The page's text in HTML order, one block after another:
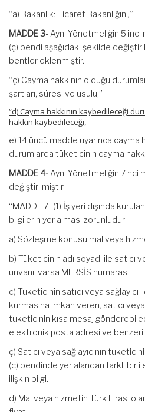
“a) Bakanlık: Ticaret Bakanlığını,”
MADDE 3- Aynı Yönetmeliğin 5 inci
(ç) bendi aşağıdaki şekilde
bentler eklenmiştir.
“ç) Cayma hakkının olduğu
şartları, süresi ve usulü,”
“d) Cayma hakkının kaybedileceği
hakkın kaybedileceği,
e) 14 üncü madde uyarınca cayma
durumlarda tüketicinin cayma
MADDE 4- Aynı Yönetmeliğin 7 nci
değiştirilmiştir.
“MADDE 7- (1) İş yeri dışında
bilgilerin yer alması zorunludur:
a) Sözleşme konusu mal veya
b) Tüketicinin adı soyadı ile satıcı
unvanı, varsa MERSİS numarası.
c) Tüketicinin satıcı veya sağlayıcı
kurmasına imkan veren, satıcı veya
tüketicinin kısa mesaj
elektronik posta adresi ve benzeri
ç) Satıcı veya sağlayıcının
(c) bendinde yer alandan farklı bir
ilişkin bilgi.
d) Mal veya hizmetin Türk Lirası